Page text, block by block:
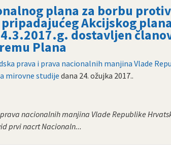
plana za borbu protiv
Akcijskog
dostavljen
Plana
prava i prava nacionalnih manjina Vlade
mirovne studije dana 24. ožujka 2017..
nacionalnih manjina Vlade Republike
prvi nacrt Nacionaln...